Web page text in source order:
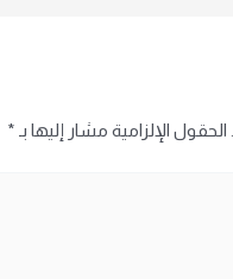
الحقول الإلزامية مشار إليها بـ *